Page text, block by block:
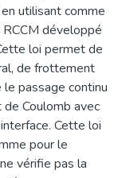
utilisant comme
développé
loi permet de
de frottement
passage continu
Coulomb avec
Cette loi
pour le
vérifie pas la